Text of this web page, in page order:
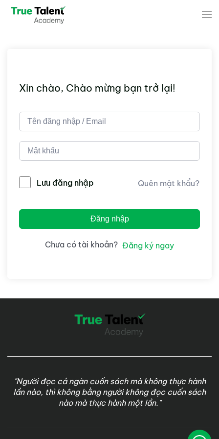
Xin chào, Chào mừng bạn trở lại!
Lưu đăng nhập Quên mật khẩu?
Đăng nhập
Chưa có tài khoản? Đăng ký ngay
"Người đọc cả ngàn cuốn sách mà không thực hành
lần nào, thì không bằng người không đọc cuốn sách
nào mà thực hành một lần."